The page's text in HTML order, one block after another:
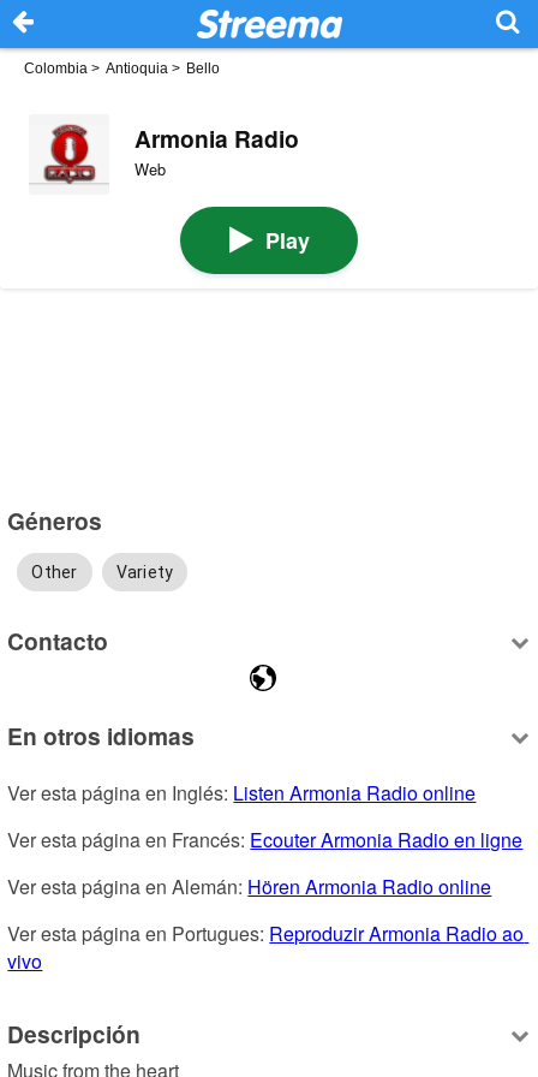
Colombia > Antioquia > Bello
Armonia Radio
Web
Play
Géneros
Other Variety
Contacto
En otros idiomas
Ver esta página en Inglés: Listen Armonia Radio online
Ver esta página en Francés: Ecouter Armonia Radio en ligne
Ver esta página en Alemán: Hören Armonia Radio online
Ver esta página en Portugues: Reproduzir Armonia Radio ao
vivo
Descripción
Music from the heart